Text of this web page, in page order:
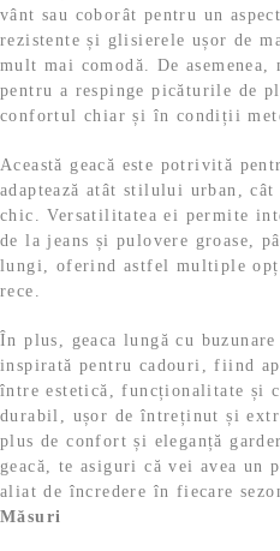
vânt sau coborât pentru un
rezistente și glisierele ușor de
mult mai comodă. De
pentru a respinge picăturile de
confortul chiar și în condiții
Această geacă este potrivită
adaptează atât stilului urban,
chic. Versatilitatea ei permite
de la jeans și pulovere groase,
lungi, oferind astfel multiple
rece.
În plus, geaca lungă cu
inspirată pentru cadouri, fiind
între estetică, funcționalitate și
durabil, ușor de întreținut și
plus de confort și eleganță
geacă, te asiguri că vei avea un
aliat de încredere în fiecare
Măsuri